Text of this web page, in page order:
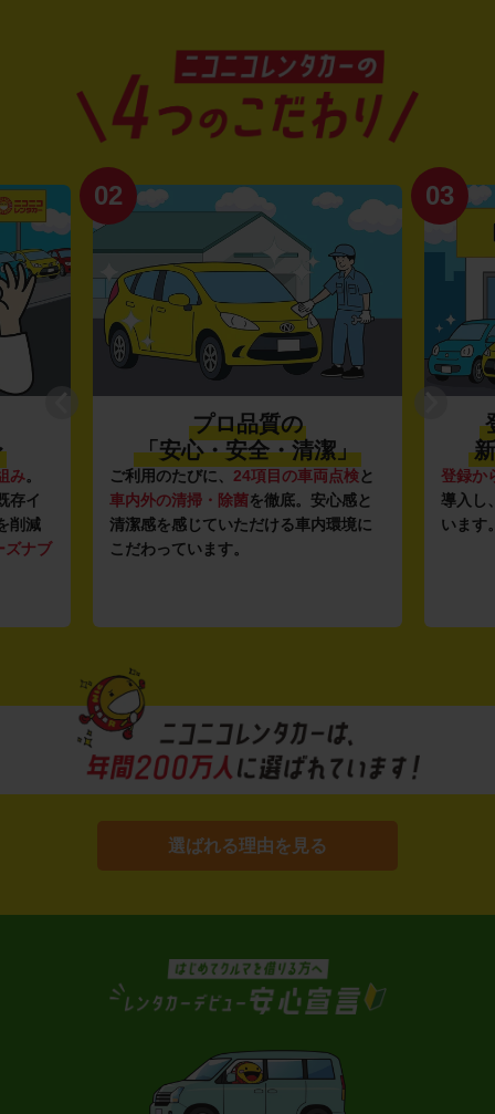
み。
存イ
削減
ズナブ
02
プロ品質の
「安心・安全・清潔」
ご利用のたびに、 24項目の車両点検と
車内外の清掃・除菌を徹底。安心感と
清潔感を感じていただける車内環境に
こだわっています。
03
登録か
導入し
います
選ばれる理由を見る